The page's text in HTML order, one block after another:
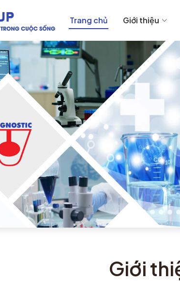
Trang chủ Giới thiệu
Giới